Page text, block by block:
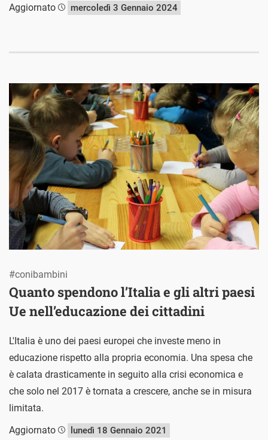
Aggiornato
mercoledì 3 Gennaio 2024
Quanto spendono l’Italia e gli altri paesi
Ue nell’educazione dei cittadini
#conibambini
L'Italia è uno dei paesi europei che investe meno in
educazione rispetto alla propria economia. Una spesa che
è calata drasticamente in seguito alla crisi economica e
che solo nel 2017 è tornata a crescere, anche se in misura
limitata.
Aggiornato
lunedì 18 Gennaio 2021